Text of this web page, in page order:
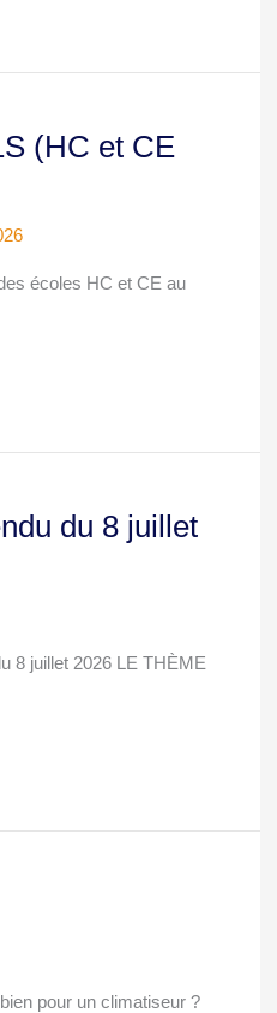
(HC et CE
écoles HC et CE au
du 8 juillet
8 juillet 2026 LE THÈME
pour un climatiseur ?